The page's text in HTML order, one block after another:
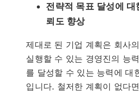
전략적 목표 달성에 대
뢰도 향상
제대로 된 기업 계획은 회사
실행할 수 있는 경영진의 능
를 달성할 수 있는 능력에 대
입니다. 철저한 계획이 없다